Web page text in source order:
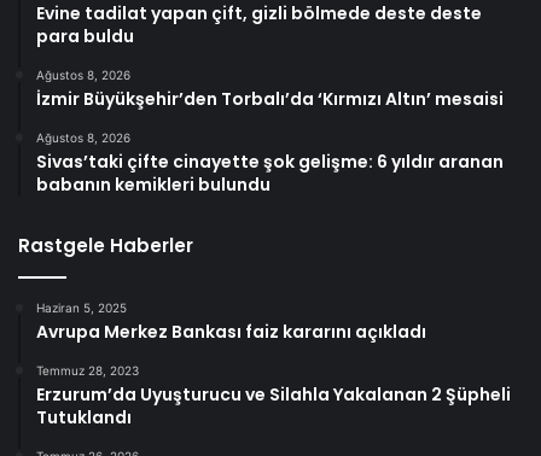
Evine tadilat yapan çift, gizli bölmede deste deste
para buldu
Ağustos 8, 2026
İzmir Büyükşehir’den Torbalı’da ‘Kırmızı Altın’ mesaisi
Ağustos 8, 2026
Sivas’taki çifte cinayette şok gelişme: 6 yıldır aranan
babanın kemikleri bulundu
Rastgele Haberler
Haziran 5, 2025
Avrupa Merkez Bankası faiz kararını açıkladı
Temmuz 28, 2023
Erzurum’da Uyuşturucu ve Silahla Yakalanan 2 Şüpheli
Tutuklandı